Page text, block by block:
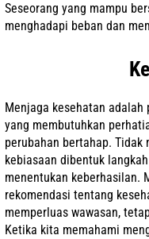
Seseorang yang mampu
menghadapi beban dan
Menjaga kesehatan adalah
yang membutuhkan
perubahan bertahap.
kebiasaan dibentuk
menentukan keberhasilan.
rekomendasi tentang
memperluas wawasan,
Ketika kita memahami